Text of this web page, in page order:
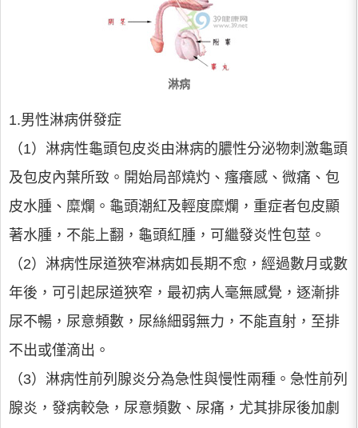
淋病
1.男性淋病併發症
（1）淋病性龜頭包皮炎由淋病的膿性分泌物刺激龜頭
及包皮內葉所致。開始局部燒灼、瘙癢感、微痛、包
皮水腫、糜爛。龜頭潮紅及輕度糜爛，重症者包皮顯
著水腫，不能上翻，龜頭紅腫，可繼發炎性包莖。
（2）淋病性尿道狹窄淋病如長期不愈，經過數月或數
年後，可引起尿道狹窄，最初病人毫無感覺，逐漸排
尿不暢，尿意頻數，尿絲細弱無力，不能直射，至排
不出或僅滴出。
（3）淋病性前列腺炎分為急性與慢性兩種。急性前列
腺炎，發病較急，尿意頻數、尿痛，尤其排尿後加劇